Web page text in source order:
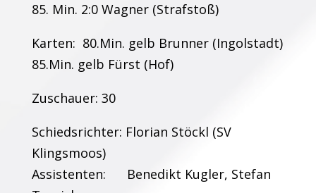
85. Min. 2:0 Wagner (Strafstoß)
Karten: 80.Min. gelb Brunner (Ingolstadt)
85.Min. gelb Fürst (Hof)
Zuschauer: 30
Schiedsrichter: Florian Stöckl (SV
Klingsmoos)
Assistenten: Benedikt Kugler, Stefan